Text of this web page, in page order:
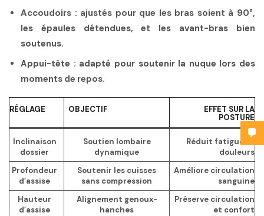
Accoudoirs : ajustés pour que les bras soient à 90°,
les épaules détendues, et les avant-bras bien
soutenus.
Appui-tête : adapté pour soutenir la nuque lors des
moments de repos.
RÉGLAGE OBJECTIF
EFFET SUR LA
POSTURE
Inclinaison
dossier
Soutien lombaire
dynamique
Réduit fatigue et
douleurs
Profondeur
d’assise
Soutenir les cuisses
sans compression
Améliore circulation
sanguine
Hauteur
d’assise
Alignement genoux-
hanches
Préserve circulation
et confort